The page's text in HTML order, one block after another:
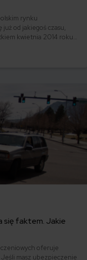
rynku
od jakiegoś czasu,
kwietnia 2014 roku
się faktem. Jakie
oferuje
masz ubezpieczenie